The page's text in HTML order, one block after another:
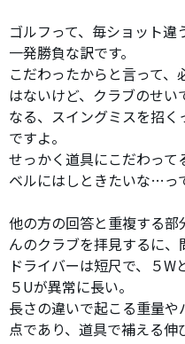
ゴルフって、毎ショット
一発勝負な訳です。
こだわったからと言って
はないけど、クラブのせ
なる、スイングミスを招
ですよ。
せっかく道具にこだわっ
ベルにはしときたいな…っ
他の方の回答と重複する
んのクラブを拝見するに、
ドライバーは短尺で、５W
５Uが異常に長い。
長さの違いで起こる重量
点であり、道具で補える伸